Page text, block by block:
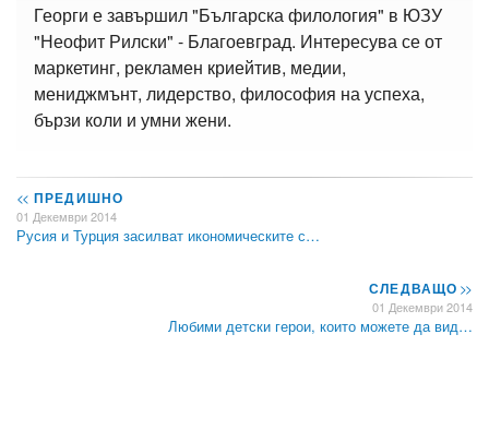
Георги е завършил "Българска филология" в ЮЗУ
"Неофит Рилски" - Благоевград. Интересува се от
маркетинг, рекламен криейтив, медии,
мениджмънт, лидерство, философия на успеха,
бързи коли и умни жени.
<< ПРЕДИШНО
01 Декември 2014
Русия и Турция засилват икономическите с…
СЛЕДВАЩО>>
01 Декември 2014
Любими детски герои, които можете да вид…